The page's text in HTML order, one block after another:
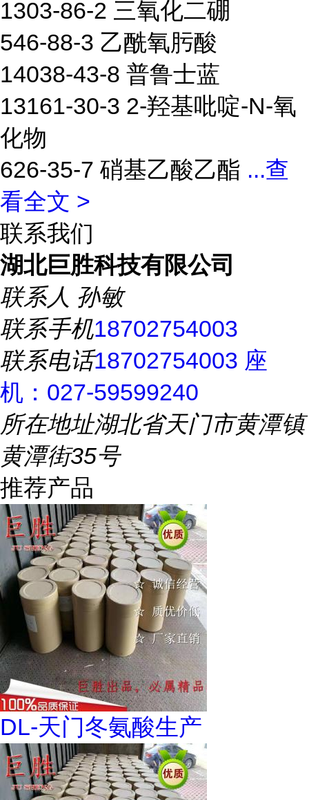
1303-86-2 三氧化二硼
546-88-3 乙酰氧肟酸
14038-43-8 普鲁士蓝
13161-30-3 2-羟基吡啶-N-氧
化物
626-35-7 硝基乙酸乙酯 ...查
看全文 >
联系我们
湖北巨胜科技有限公司
联系人 孙敏
联系手机18702754003
联系电话18702754003 座
机：027-59599240
所在地址湖北省天门市黄潭镇
黄潭街35号
推荐产品
DL-天门冬氨酸生产